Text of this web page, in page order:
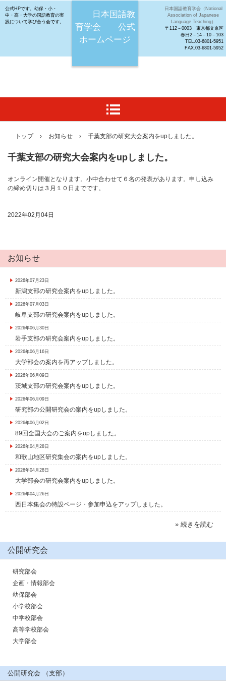
日本国語教
育学会 公式
ホームページ
公式HPです。幼保・小・
中・高・大学の国語教育の実
践について学び合う会です。
日本国語教育学会（National
Association of Japanese
Language Teaching）
〒112－0003 東京都文京区
春日2－14－10－103
TEL.03-6801-5951
FAX.03-6801-5952
トップ › お知らせ › 千葉支部の研究大会案内をupしました。
千葉支部の研究大会案内をupしました。
オンライン開催となります。小中合わせて６名の発表があります。申し込み
の締め切りは３月１０日までです。
2022年02月04日
お知らせ
2026年07月23日
新潟支部の研究会案内をupしました。
2026年07月03日
岐阜支部の研究会案内をupしました。
2026年06月30日
岩手支部の研究会案内をupしました。
2026年06月16日
大学部会の案内を再アップしました。
2026年06月09日
茨城支部の研究会案内をupしました。
2026年06月09日
研究部の公開研究会の案内をupしました。
2026年06月02日
89回全国大会のご案内をupしました。
2026年04月28日
和歌山地区研究集会の案内をupしました。
2026年04月28日
大学部会の研究会案内をupしました。
2026年04月26日
西日本集会の特設ページ・参加申込をアップしました。
» 続きを読む
公開研究会
研究部会
企画・情報部会
幼保部会
小学校部会
中学校部会
高等学校部会
大学部会
公開研究会 （支部）